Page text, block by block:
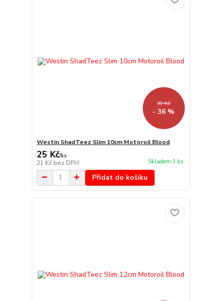
39 Kč
- 36 %
Westin ShadTeez Slim 10cm Motoroil Blood
25 Kč/ks
21 Kč bez DPH Skladem 1 ks
Přidat do košíku